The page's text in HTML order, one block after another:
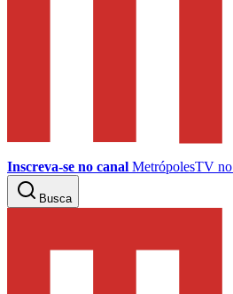
Inscreva-se no canal MetrópolesTV no
Busca